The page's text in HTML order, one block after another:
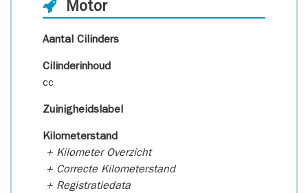
Motor
Aantal Cilinders
Cilinderinhoud
cc
Zuinigheidslabel
Kilometerstand
+ Kilometer Overzicht
+ Correcte Kilometerstand
+ Registratiedata